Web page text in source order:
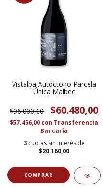
Vistalba Autóctono Parcela
Única Malbec
$96.000,00 $60.480,00
$57.456,00 con Transferencia
Bancaria
3 cuotas sin interés de
$20.160,00